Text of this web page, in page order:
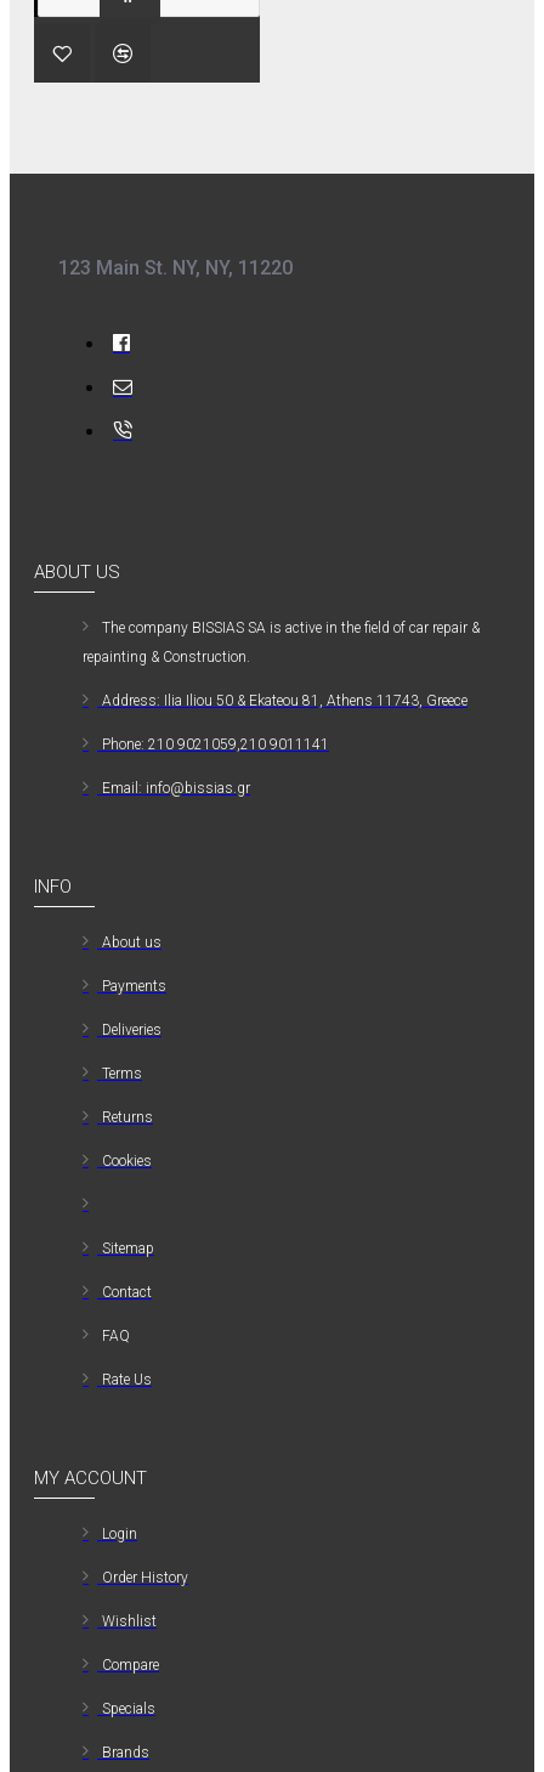
123 Main St. NY, NY, 11220
ABOUT US
The company ΒISSIAS SA is active in the field of car repair &
repainting & Construction.
Address: Ilia Iliou 50 & Ekateou 81, Athens 11743, Greece
Phone: 210 9021059,210 9011141
Email: info@bissias.gr
INFO
About us
Payments
Deliveries
Terms
Returns
Cookies
Sitemap
Contact
FAQ
Rate Us
MY ACCOUNT
Login
Order History
Wishlist
Compare
Specials
Brands